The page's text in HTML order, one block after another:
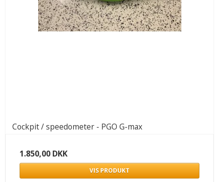
Cockpit / speedometer - PGO G-max
1.850,00 DKK
VIS PRODUKT